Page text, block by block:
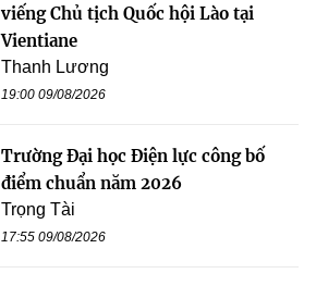
viếng Chủ tịch Quốc hội Lào tại
Vientiane
Thanh Lương
19:00 09/08/2026
Trường Đại học Điện lực công bố
điểm chuẩn năm 2026
Trọng Tài
17:55 09/08/2026